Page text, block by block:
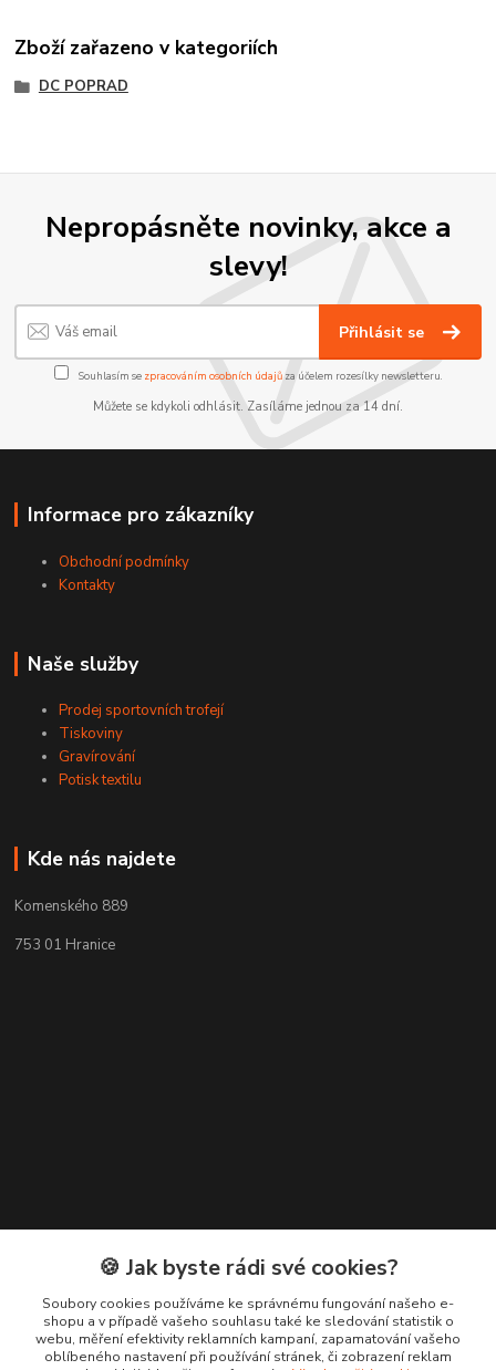
Zboží zařazeno v kategoriích
DC POPRAD
Nepropásněte novinky, akce a
slevy!
Přihlásit se
Souhlasím se zpracováním osobních údajůza účelem rozesílky newsletteru.
Můžete se kdykoli odhlásit. Zasíláme jednou za 14 dní.
Informace pro zákazníky
Obchodní podmínky
Kontakty
Naše služby
Prodej sportovních trofejí
Tiskoviny
Gravírování
Potisk textilu
Kde nás najdete
Komenského 889
753 01 Hranice
Kontakty
+420 776 619 833
m.francova@maka-design.cz
🍪 Jak byste rádi své cookies?
Soubory cookies používáme ke správnému fungování našeho e-
shopu a v případě vašeho souhlasu také ke sledování statistik o
webu, měření efektivity reklamních kampaní, zapamatování vašeho
oblíbeného nastavení při používání stránek, či zobrazení reklam